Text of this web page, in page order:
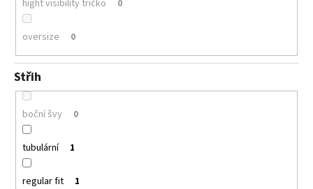
hight visibility tričko 0
oversize 0
Střih
boční švy 0
tubulární 1
regular fit 1